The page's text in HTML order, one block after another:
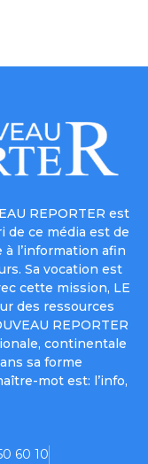
REPORTER est
de ce média est de
l’information afin
Sa vocation est
cette mission, LE
des ressources
REPORTER
continentale
sa forme
mot est: l’info,
60 10